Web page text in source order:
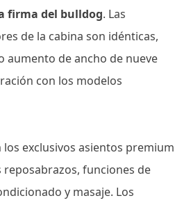
firma del bulldog. Las
de la cabina son idénticas,
aumento de ancho de nueve
con los modelos
exclusivos asientos premium
reposabrazos, funciones de
y masaje. Los